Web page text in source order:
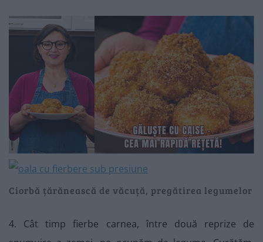
Ciorbă țărănească de văcuță, pregătirea legumelor
4. Cât timp fierbe carnea, între două reprize de